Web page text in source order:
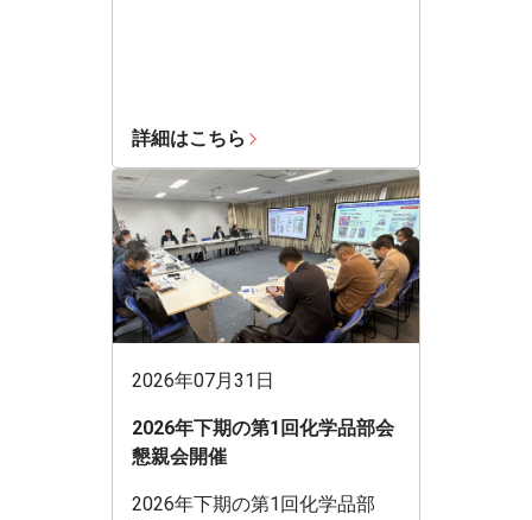
詳細はこちら
2026年07月31日
2026年下期の第1回化学品部会
懇親会開催
2026年下期の第1回化学品部